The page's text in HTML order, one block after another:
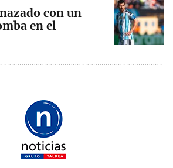
con un
en el